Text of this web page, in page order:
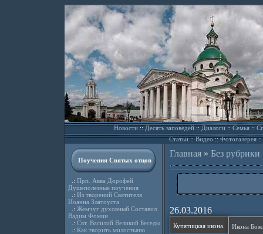
Новости::Десять заповедей::Диалоги::Семья::
Статьи::Видео ::Фотогалерея::
Поучения Святых отцов
.: Прп. Авва Дорофей
Душеполезные поучения
.: Из творений Святителя
Иоанна Златоуста
.: Жемчуг духовный Составил
Вадим Фомин
.: Свт. Василий Великий Беседы
.: Как творить милостыню
Главная» Без рубрики
26.03.2016
Купятицкая икона. Икона